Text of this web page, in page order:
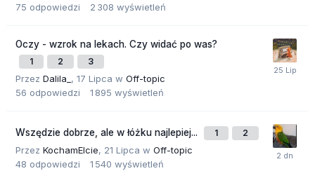
75 odpowiedzi 2 308 wyświetleń
Oczy - wzrok na lekach. Czy widać po was?
1 2 3
Przez Dalila_ , 17 Lipca w Off-topic
56 odpowiedzi 1 895 wyświetleń
Wszędzie dobrze, ale w łóżku najlepiej... 1 2
Przez KochamElcie, 21 Lipca w Off-topic
48 odpowiedzi 1 540 wyświetleń